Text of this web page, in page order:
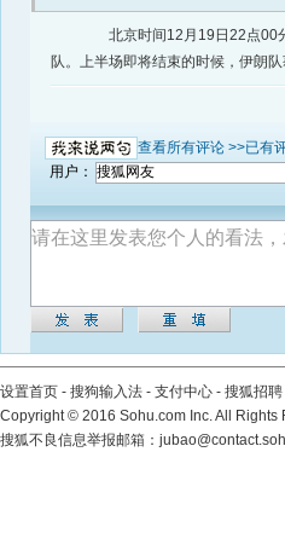
北京时间12月19日22点00分
队。上半场即将结束的时候，伊朗
查看所有评论 >>已有
用户：
设置首页 - 搜狗输入法 - 支付中心 - 搜狐招聘
Copyright© 2016 Sohu.com Inc. All Rights
搜狐不良信息举报邮箱：